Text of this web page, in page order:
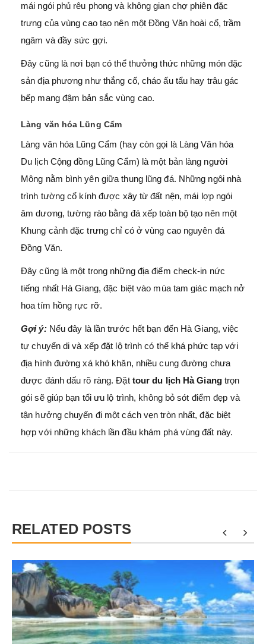
mái ngói phủ rêu phong và không gian chợ phiên đặc
trưng của vùng cao tạo nên một Đồng Văn hoài cổ, trầm
ngâm và đầy sức gợi.
Đây cũng là nơi bạn có thể thưởng thức những món đặc
sản địa phương như thắng cố, cháo ấu tẩu hay trâu gác
bếp mang đậm bản sắc vùng cao.
Làng văn hóa Lũng Cẩm
Làng văn hóa Lũng Cẩm (hay còn gọi là Làng Văn hóa
Du lịch Cộng đồng Lũng Cẩm) là một bản làng người
Mông nằm bình yên giữa thung lũng đá. Những ngôi nhà
trình tường cổ kính được xây từ đất nện, mái lợp ngói
âm dương, tường rào bằng đá xếp toàn bộ tạo nên một
Khung cảnh đặc trưng chỉ có ở vùng cao nguyên đá
Đồng Văn.
Đây cũng là một trong những địa điểm check-in nức
tiếng nhất Hà Giang, đặc biệt vào mùa tam giác mạch nở
hoa tím hồng rực rỡ.
Gợi ý: Nếu đây là lần trước hết bạn đến Hà Giang, việc
tự chuyển di và xếp đặt lộ trình có thể khá phức tạp với
địa hình đường xá khó khăn, nhiều cung đường chưa
được đánh dấu rõ ràng. Đặt tour du lịch Hà Giang trọn
gói sẽ giúp bạn tối ưu lộ trình, không bỏ sót điểm đẹp và
tận hưởng chuyến đi một cách vẹn tròn nhất, đặc biệt
hợp với những khách lần đầu khám phá vùng đất này.
RELATED POSTS